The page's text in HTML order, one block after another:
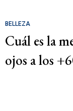
BELLEZA
Cuál es la
ojos a los